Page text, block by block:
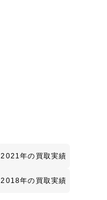
2021年の買取実績
2018年の買取実績